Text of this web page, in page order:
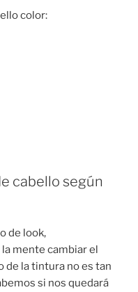
color:
cabello según
de look,
mente cambiar el
de la tintura no es tan
si nos quedará